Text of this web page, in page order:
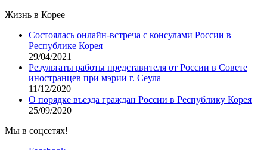
Жизнь в Корее
Состоялась онлайн-встреча с консулами России в
Республике Корея
29/04/2021
Результаты работы представителя от России в Совете
иностранцев при мэрии г. Сеула
11/12/2020
О порядке въезда граждан России в Республику Корея
25/09/2020
Мы в соцсетях!